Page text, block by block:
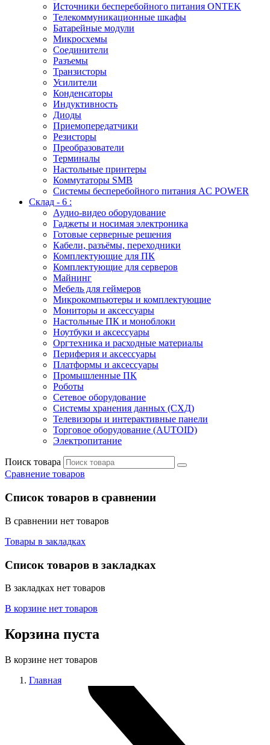
Источники бесперебойного питания ONTEK
Телекоммуникационные шкафы
Батарейные модули
Микросхемы
Соединители
Разъемы
Транзисторы
Усилители
Конденсаторы
Индуктивность
Диоды
Приемопередатчики
Резисторы
Преобразователи
Терминалы
Настольные принтеры
Коммутаторы SMB
Системы бесперебойного питания AC POWER
Склад - 6 :
Аудио-видео оборудование
Гаджеты и носимая электроника
Готовые серверные решения
Кабели, разъёмы, переходники
Комплектующие для ПК
Комплектующие для серверов
Майнинг
Мебель для геймеров
Микрокомпьютеры и комплектующие
Мониторы и аксессуары
Настольные ПК и моноблоки
Ноутбуки и аксессуары
Оргтехника и расходные материалы
Периферия и аксессуары
Платформы и аксессуары
Промышленные ПК
Роботы
Сетевое оборудование
Системы хранения данных (СХД)
Телевизоры и интерактивные панели
Торговое оборудование (AUTOID)
Электропитание
Поиск товара
Сравнение товаров
Список товаров в сравнении
В сравнении нет товаров
Товары в закладках
Список товаров в закладках
В закладках нет товаров
В корзине нет товаров
Корзина пуста
В корзине нет товаров
Главная